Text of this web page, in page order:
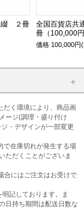
綴 ２冊
全国百貨店共
冊（100,000
価格 100,000円
だく環境により、商品画
ージ(調理・盛り付け
・デザインが一部変更
で在庫切れが発生する場
ただくことがございま
合にはご注文はお受けで
記しております。ま
日持ち期間は配送日数な